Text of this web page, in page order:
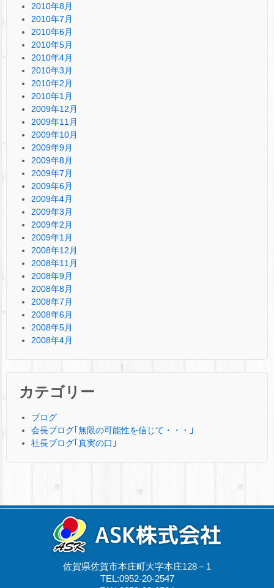
2010年8月
2010年7月
2010年6月
2010年5月
2010年4月
2010年3月
2010年2月
2010年1月
2009年12月
2009年11月
2009年10月
2009年9月
2009年8月
2009年7月
2009年6月
2009年4月
2009年3月
2009年2月
2009年1月
2008年12月
2008年11月
2008年9月
2008年8月
2008年7月
2008年6月
2008年5月
2008年4月
カテゴリー
ブログ
会長ブログ｢無限の可能性を信じて・・・｣
社長ブログ｢真実の口｣
佐賀県佐賀市本庄町大字本庄128－1
TEL:0952-20-2547